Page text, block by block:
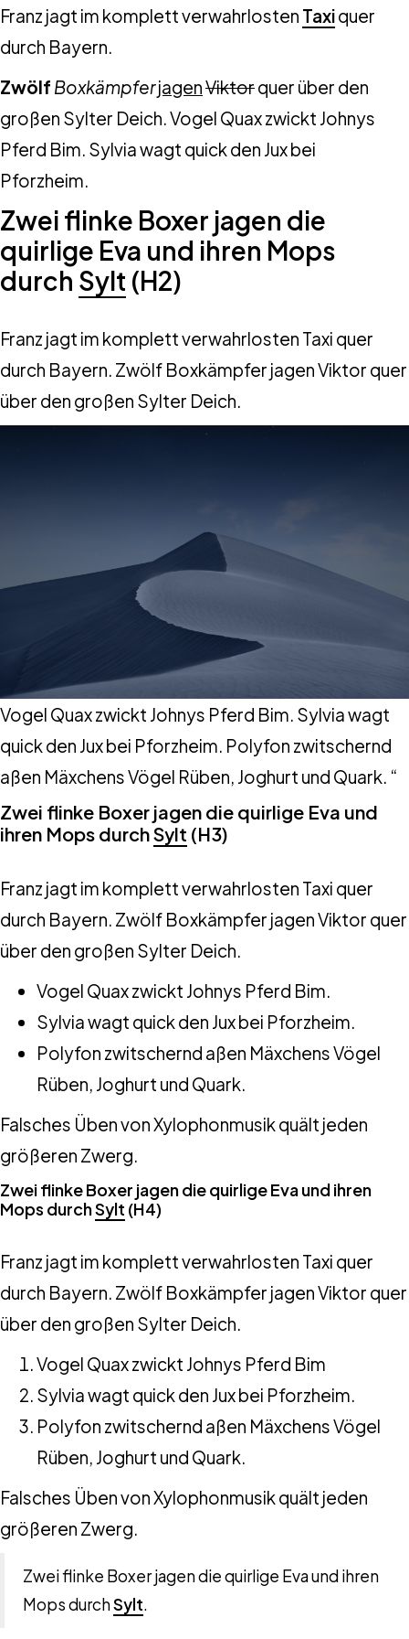
Franz jagt im komplett verwahrlosten Taxiquer
durch Bayern.
Zwölf BoxkämpferjagenViktorquer über den
großen Sylter Deich. Vogel Quax zwickt Johnys
Pferd Bim. Sylvia wagt quick den Jux bei
Pforzheim.
Zwei flinke Boxer jagen die
quirlige Eva und ihren Mops
durch Sylt (H2)
Franz jagt im komplett verwahrlosten Taxi quer
durch Bayern. Zwölf Boxkämpfer jagen Viktor quer
über den großen Sylter Deich.
Vogel Quax zwickt Johnys Pferd Bim. Sylvia wagt
quick den Jux bei Pforzheim. Polyfon zwitschernd
aßen Mäxchens Vögel Rüben, Joghurt und Quark. “
Zwei flinke Boxer jagen die quirlige Eva und
ihren Mops durchSylt (H3)
Franz jagt im komplett verwahrlosten Taxi quer
durch Bayern. Zwölf Boxkämpfer jagen Viktor quer
über den großen Sylter Deich.
Vogel Quax zwickt Johnys Pferd Bim.
Sylvia wagt quick den Jux bei Pforzheim.
Polyfon zwitschernd aßen Mäxchens Vögel
Rüben, Joghurt und Quark.
Falsches Üben von Xylophonmusik quält jeden
größeren Zwerg.
Zwei flinke Boxer jagen die quirlige Eva und ihren
Mops durchSylt (H4)
Franz jagt im komplett verwahrlosten Taxi quer
durch Bayern. Zwölf Boxkämpfer jagen Viktor quer
über den großen Sylter Deich.
Vogel Quax zwickt Johnys Pferd Bim
Sylvia wagt quick den Jux bei Pforzheim.
Polyfon zwitschernd aßen Mäxchens Vögel
Rüben, Joghurt und Quark.
Falsches Üben von Xylophonmusik quält jeden
größeren Zwerg.
Zwei flinke Boxer jagen die quirlige Eva und ihren
Mops durchSylt.